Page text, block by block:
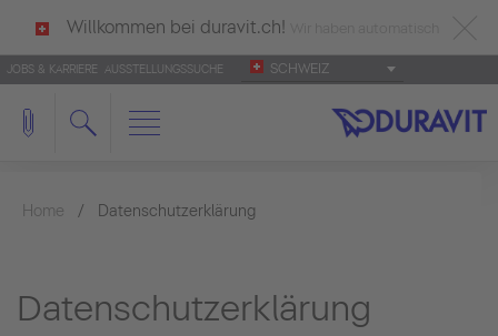
Willkommen bei duravit.ch!
deutsch als Ihre Sprache erkannt.
Français Italiano
JOBS & KARRIERE AUSSTELLUNGSSUCHE SCHWEIZ
Home Datenschutzerklärung
Datenschutzerklärung